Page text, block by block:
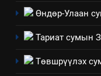
Өндөр-Улаан
Тариат сумын
Төвшрүүлэх